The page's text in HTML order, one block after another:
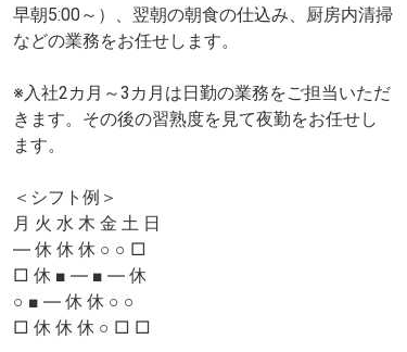
早朝5:00～）、翌朝の朝食の仕込み、厨房内清掃
などの業務をお任せします。
※入社2カ月～3カ月は日勤の業務をご担当いただ
きます。その後の習熟度を見て夜勤をお任せし
ます。
＜シフト例＞
月 火 水 木 金 土 日
― 休 休 休 ○ ○ □
□ 休 ■ ― ■ ― 休
○ ■ ― 休 休 ○ ○
□ 休 休 休 ○ □ □